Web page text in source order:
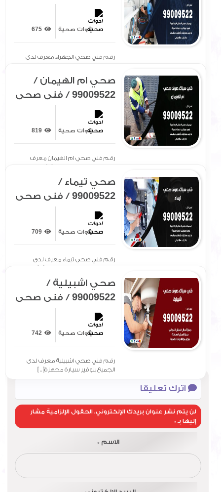
/ سباك / ادوات صحية /
رقم صحي الجهراء
ادوات صحية
رقم فني صحي الجهراء معرف لدى
الجميع بتوفير سيارة مجهزة[ .. ]
صحي ام الهيمان /
99009522 / فني صحي
/ سباك / ادوات صحية /
رقم صحي ام الهيمان
ادوات صحية
رقم فني صحي ام الهيمان معرف
لدى الجميع بتوفير سيارة[ .. ]
صحي تيماء /
99009522 / فني صحي
/ سباك / ادوات صحية /
رقم صحي تيماء
ادوات صحية
رقم فني صحي تيماء معرف لدى
الجميع بتوفير سيارة مجهزة[ .. ]
صحي اشبيلية /
99009522 / فني صحي
/ سباك / ادوات صحية /
رقم صحي اشبيلية
ادوات صحية
رقم فني صحي اشبيلية معرف لدى
الجميع بتوفير سيارة مجهزة[ .. ]
اترك تعليقا
لن يتم نشر عنوان بريدك الإلكتروني.الحقول الإلزامية مشار
إليها بـ*
الاسم*